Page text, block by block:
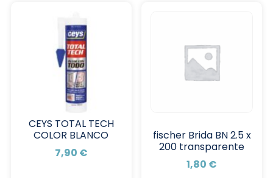
CEYS TOTAL TECH
COLOR BLANCO
7,90 €
fischer Brida BN 2.5 x
200 transparente
1,80 €